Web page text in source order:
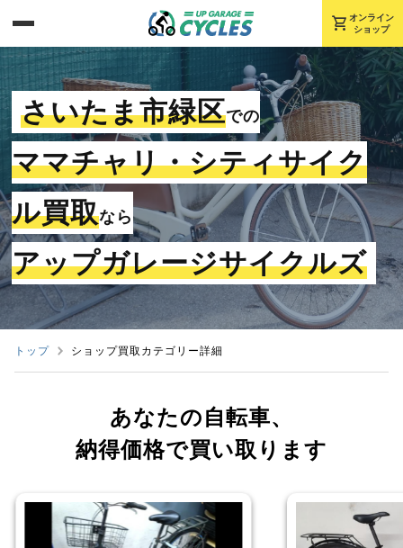
shopping_cart オンライン
ショップ
さいたま市緑区での
ママチャリ・シティサイク
ル買取なら
アップガレージサイクルズ
トップ ショップ買取カテゴリー詳細
あなたの自転車、
納得価格で買い取ります